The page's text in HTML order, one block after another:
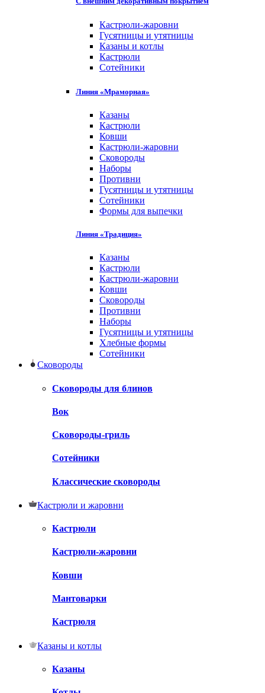
Кастрюли-жаровни
Гусятницы и утятницы
Казаны и котлы
Кастрюли
Сотейники
Линия «Мраморная»
Казаны
Кастрюли
Ковши
Кастрюли-жаровни
Сковороды
Наборы
Противни
Гусятницы и утятницы
Сотейники
Формы для выпечки
Линия «Традиция»
Казаны
Кастрюли
Кастрюли-жаровни
Ковши
Сковороды
Противни
Наборы
Гусятницы и утятницы
Хлебные формы
Сотейники
Сковороды
Сковороды для блинов
Вок
Сковороды-гриль
Сотейники
Классические сковороды
Кастрюли и жаровни
Кастрюли
Кастрюли-жаровни
Ковши
Мантоварки
Кастрюля
Казаны и котлы
Казаны